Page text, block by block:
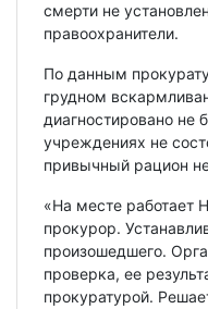
смерти не
правоохранители.
По данным
грудном
диагностировано не
учреждениях не
привычный рацион
«На месте работает
прокурор.
произошедшего.
проверка, ее
прокуратурой.